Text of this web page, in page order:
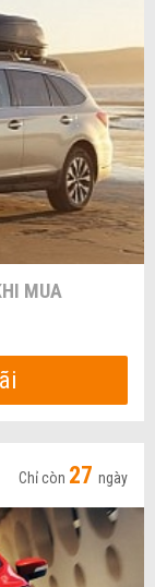
MUA
Chỉ còn 27 ngày